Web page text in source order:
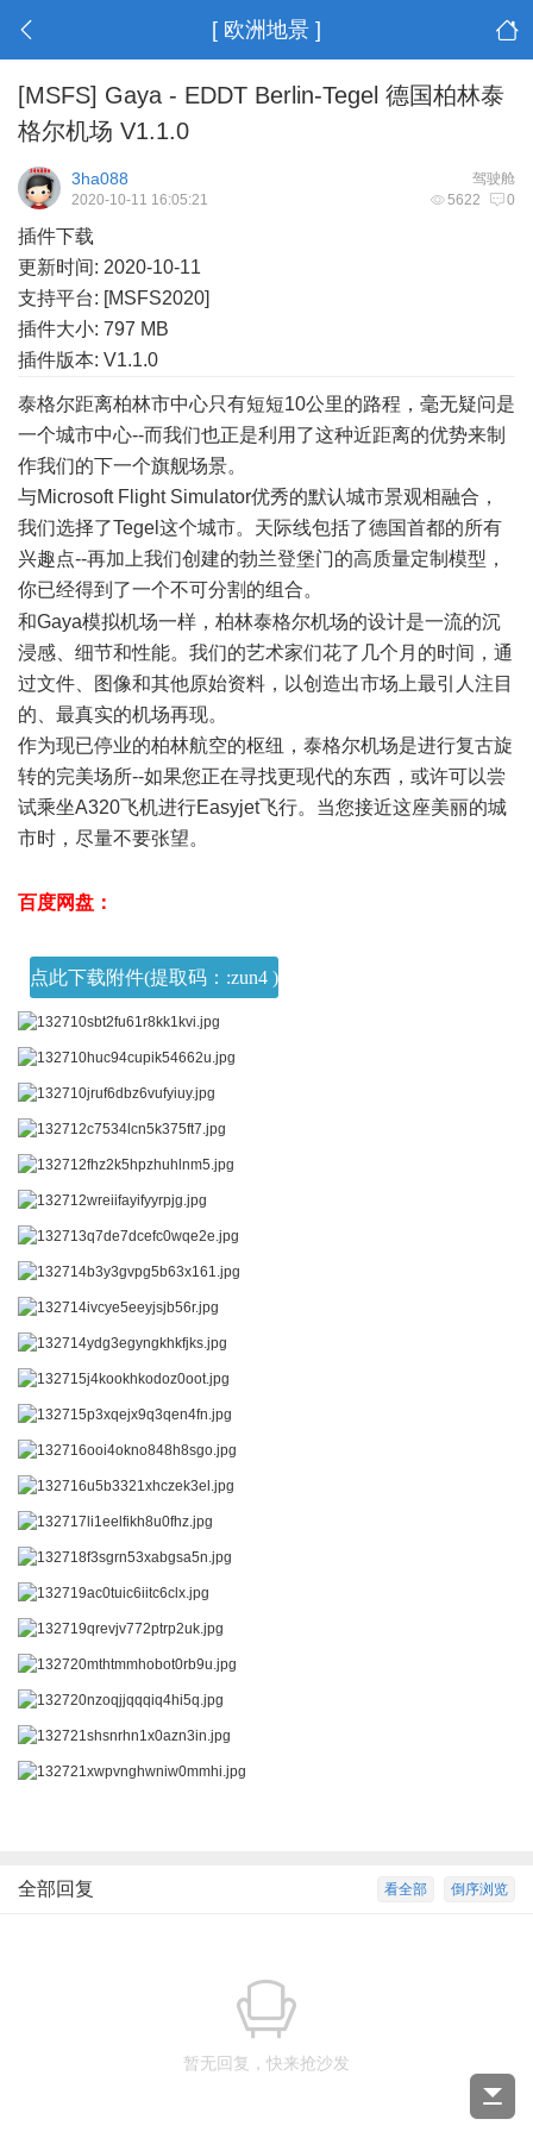
[ 欧洲地景 ]
[MSFS] Gaya - EDDT Berlin-Tegel 德国柏林泰
格尔机场 V1.1.0
驾驶舱
3ha088
5622 0
2020-10-11 16:05:21
插件下载
更新时间: 2020-10-11
支持平台: [MSFS2020]
插件大小: 797 MB
插件版本: V1.1.0
泰格尔距离柏林市中心只有短短10公里的路程，毫无疑问是
一个城市中心--而我们也正是利用了这种近距离的优势来制
作我们的下一个旗舰场景。
与Microsoft Flight Simulator优秀的默认城市景观相融合，
我们选择了Tegel这个城市。天际线包括了德国首都的所有
兴趣点--再加上我们创建的勃兰登堡门的高质量定制模型，
你已经得到了一个不可分割的组合。
和Gaya模拟机场一样，柏林泰格尔机场的设计是一流的沉
浸感、细节和性能。我们的艺术家们花了几个月的时间，通
过文件、图像和其他原始资料，以创造出市场上最引人注目
的、最真实的机场再现。
作为现已停业的柏林航空的枢纽，泰格尔机场是进行复古旋
转的完美场所--如果您正在寻找更现代的东西，或许可以尝
试乘坐A320飞机进行Easyjet飞行。当您接近这座美丽的城
市时，尽量不要张望。
百度网盘：
点此下载附件(提取码：:zun4 )
倒序浏览
看全部
全部回复
暂无回复，快来抢沙发